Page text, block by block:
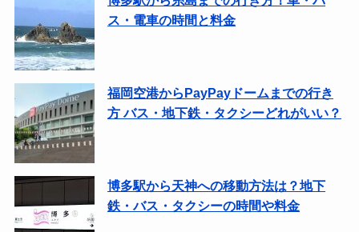
ス・電車の時間と料金
福岡空港からPayPayドームまでの行き
方 バス・地下鉄・タクシーどれがいい？
博多駅から天神への移動方法は？地下
鉄・バス・タクシーの時間や料金